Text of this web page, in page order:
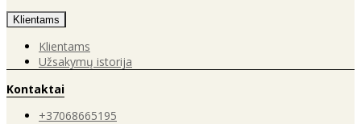
Klientams
Klientams
Užsakymų istorija
Kontaktai
+37068665195